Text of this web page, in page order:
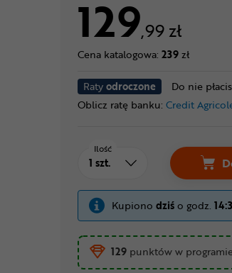
129,99 zł
Cena katalogowa: 239zł
Ratyodroczone
Do nie
Oblicz ratę banku: Credit
Ilość
Kupiono dziśo godz.
129 punktów w programie